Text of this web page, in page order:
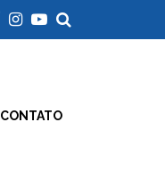
CONTATO